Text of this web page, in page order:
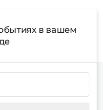
в вашем